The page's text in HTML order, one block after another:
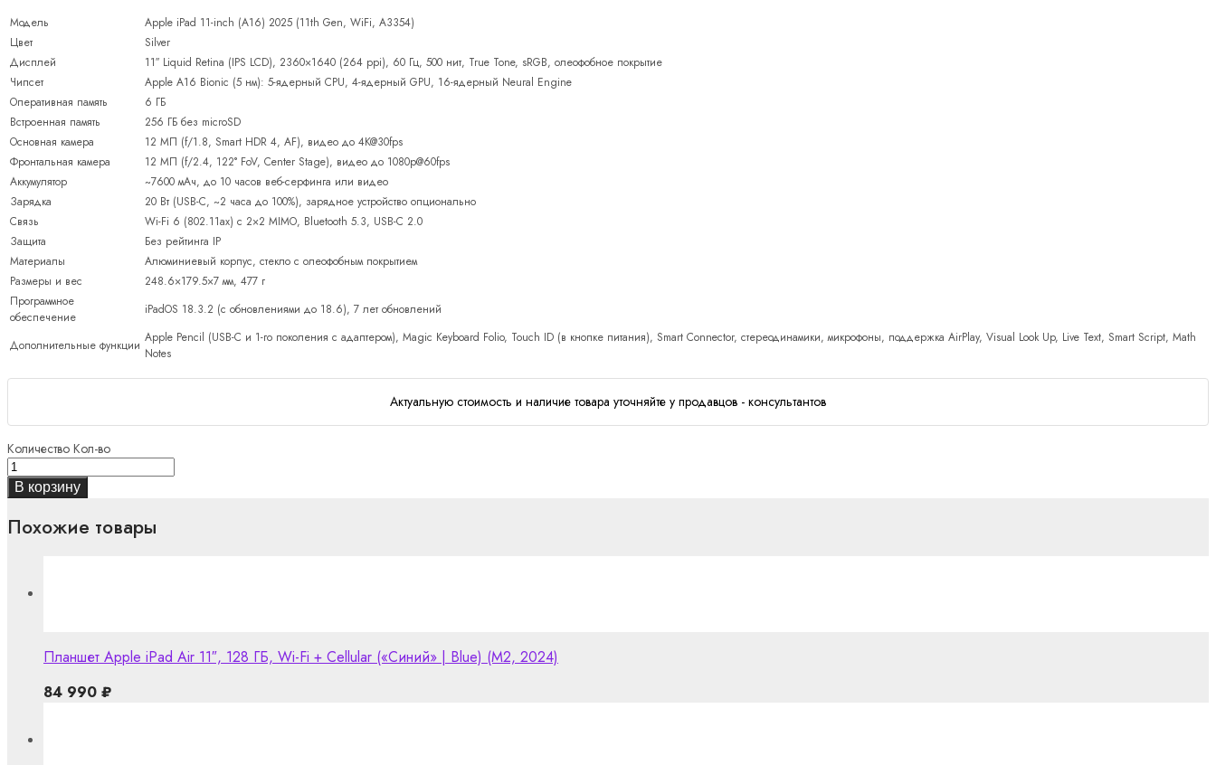
Модель
Apple iPad 11-inch (A16) 2025 (11th Gen, WiFi, A3354)
Цвет
Silver
Дисплей
11″ Liquid Retina (IPS LCD), 2360×1640 (264 ppi), 60 Гц, 500 нит, True Tone, sRGB, олеофобное покрытие
Чипсет
Apple A16 Bionic (5 нм): 5-ядерный CPU, 4-ядерный GPU, 16-ядерный Neural Engine
Оперативная память
6 ГБ
Встроенная память
256 ГБ без microSD
Основная камера
12 МП (f/1.8, Smart HDR 4, AF), видео до 4K@30fps
Фронтальная камера
12 МП (f/2.4, 122° FoV, Center Stage), видео до 1080p@60fps
Аккумулятор
~7600 мАч, до 10 часов веб-серфинга или видео
Зарядка
20 Вт (USB-C, ~2 часа до 100%), зарядное устройство опционально
Связь
Wi-Fi 6 (802.11ax) с 2×2 MIMO, Bluetooth 5.3, USB-C 2.0
Защита
Без рейтинга IP
Материалы
Алюминиевый корпус, стекло с олеофобным покрытием
Размеры и вес
248.6×179.5×7 мм, 477 г
Программное
обеспечение
iPadOS 18.3.2 (с обновлениями до 18.6), 7 лет обновлений
Дополнительные функции Apple Pencil (USB-C и 1-го поколения с адаптером), Magic Keyboard Folio, Touch ID (в кнопке питания), Smart Connector, стереодинамики, микрофоны, поддержка AirPlay, Visual Look Up, Live Text, Smart Script, Math
Notes
Актуальную стоимость и наличие товара уточняйте у продавцов - консультантов
Количество Кол-во
В корзину
Похожие товары
Планшет Apple iPad Air 11″, 128 ГБ, Wi-Fi + Cellular («Синий» | Blue) (M2, 2024)
84 990 ₽